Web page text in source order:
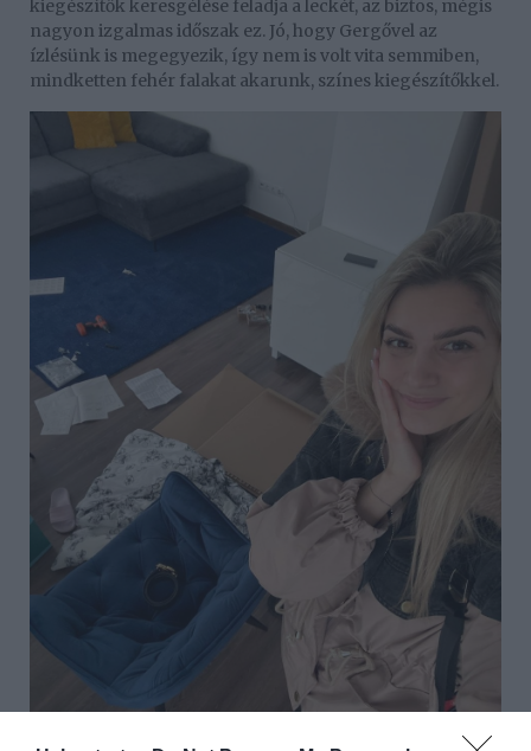
kiegészítők keresgélése feladja a leckét, az biztos, mégis
nagyon izgalmas időszak ez. Jó, hogy Gergővel az
ízlésünk is megegyezik, így nem is volt vita semmiben,
mindketten fehér falakat akarunk, színes kiegészítőkkel.